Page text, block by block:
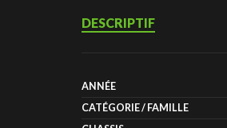
DESCRIPTIF
ANNÉE
CATÉGORIE / FAMILLE